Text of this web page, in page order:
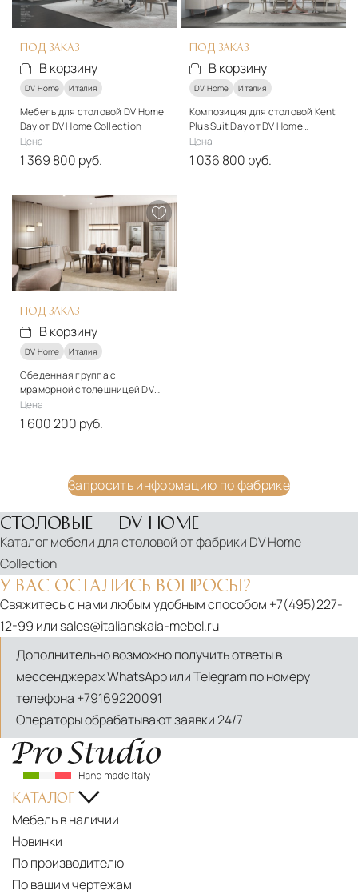
ПОД ЗАКАЗ
В корзину
DV Home Италия
Мебель для столовой DV Home
Day от DV Home Collection
Цена
1 369 800 руб.
Мрамор, металл
Подробнее
В корзину
ПОД ЗАКАЗ
В корзину
DV Home Италия
Композиция для столовой Kent
Plus Suit Day от DV Home
Collection
Цена
1 036 800 руб.
ПОД ЗАКАЗ
В корзину
DV Home Италия
Обеденная группа с
мраморной столешницей DV
Home Manhattan
Цена
1 600 200 руб.
Подробнее
В корзину
Запросить информацию по фабрике
СТОЛОВЫЕ — DV HOME
Каталог мебели для столовой от фабрики DV Home
Collection
У ВАС ОСТАЛИСЬ ВОПРОСЫ?
Свяжитесь с нами любым удобным способом +7(495)227-
12-99 или sales@italianskaia-mebel.ru
Дополнительно возможно получить ответы в
мессенджерах WhatsApp или Telegram по номеру
телефона +79169220091
Операторы обрабатывают заявки 24/7
КАТАЛОГ
Мебель в наличии
Новинки
По производителю
По вашим чертежам